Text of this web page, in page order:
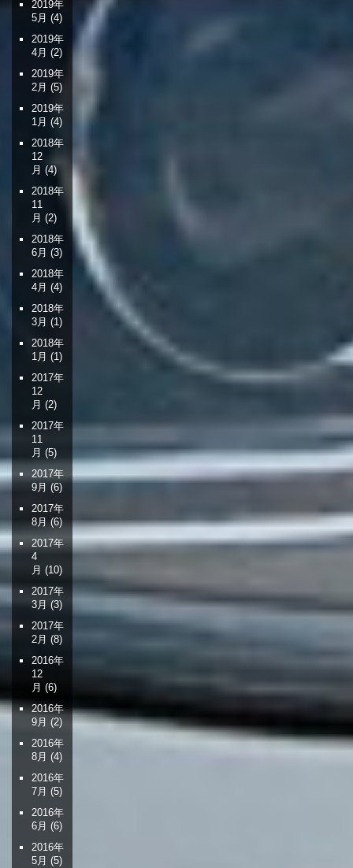
2019年
5月 (4)
2019年
4月 (2)
2019年
2月 (5)
2019年
1月 (4)
2018年
12
月 (4)
2018年
11
月 (2)
2018年
6月 (3)
2018年
4月 (4)
2018年
3月 (1)
2018年
1月 (1)
2017年
12
月 (2)
2017年
11
月 (5)
2017年
9月 (6)
2017年
8月 (6)
2017年
4
月 (10)
2017年
3月 (3)
2017年
2月 (8)
2016年
12
月 (6)
2016年
9月 (2)
2016年
8月 (4)
2016年
7月 (5)
2016年
6月 (6)
2016年
5月 (5)